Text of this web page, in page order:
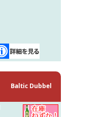
Baltic Dubbel